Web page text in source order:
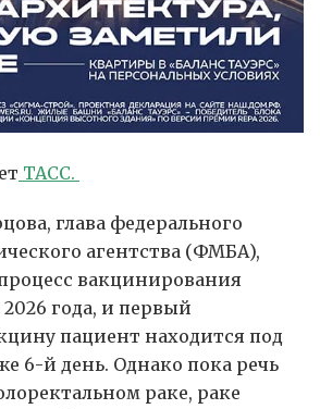
ТАСС.
глава федерального
агентства (ФМБА),
процесс вакцинирования
года, и первый
пациент находится под
6-й день. Однако пока речь
раке, раке